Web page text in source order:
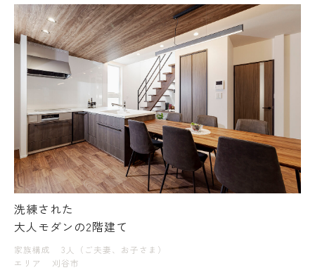
洗練された
大人モダンの2階建て
家族構成
3人（ご夫妻、お子さま）
エリア
刈谷市